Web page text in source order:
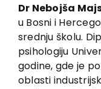
About us
Books
In preparation
Sale
Authors
Dr Nebojša
u Bosni i
srednju školu.
psihologiju
godine, gde je
oblasti